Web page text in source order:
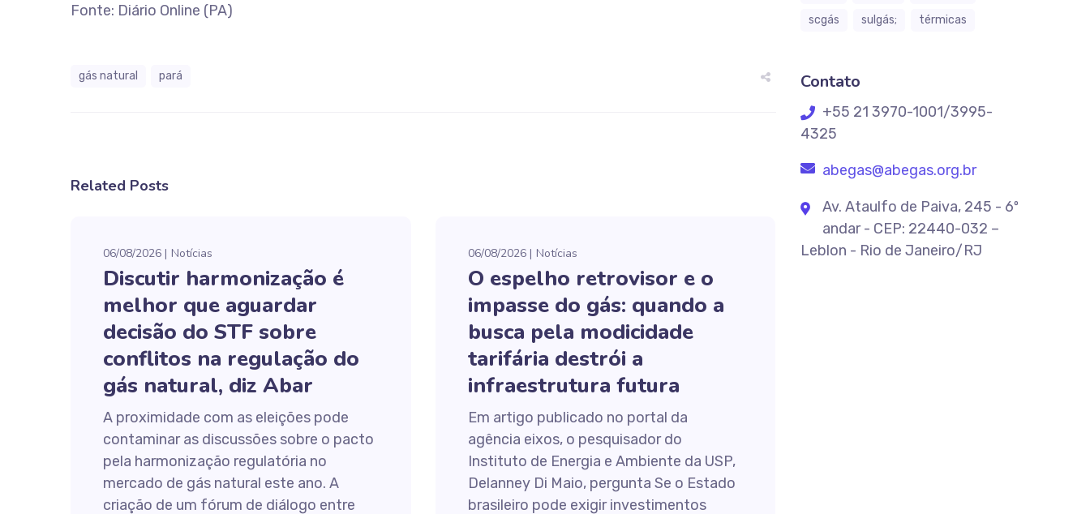
Fonte: Diário Online (PA)
gás natural pará
Related Posts
06/08/2026 Notícias
Discutir harmonização é
melhor que aguardar
decisão do STF sobre
conflitos na regulação do
gás natural, diz Abar
A proximidade com as eleições pode
contaminar as discussões sobre o pacto
pela harmonização regulatória no
mercado de gás natural este ano. A
criação de um fórum de diálogo entre
06/08/2026 Notícias
O espelho retrovisor e o
impasse do gás: quando a
busca pela modicidade
tarifária destrói a
infraestrutura futura
Em artigo publicado no portal da
agência eixos, o pesquisador do
Instituto de Energia e Ambiente da USP,
Delanney Di Maio, pergunta Se o Estado
brasileiro pode exigir investimentos
scgás
sulgás; térmicas
Contato
+55 21 3970-1001/3995-
4325
abegas@abegas.org.br
Av. Ataulfo de Paiva, 245 - 6º
andar - CEP: 22440-032 –
Leblon - Rio de Janeiro/RJ